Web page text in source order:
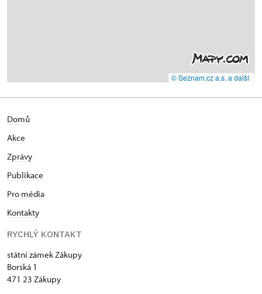
© Seznam.cz a.s. a další
Domů
Akce
Zprávy
Publikace
Pro média
Kontakty
RYCHLÝ KONTAKT
státní zámek Zákupy
Borská 1
471 23 Zákupy